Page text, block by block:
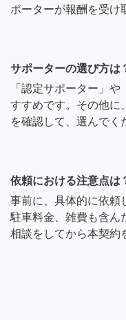
ポーターが報酬を受け
サポーターの選び方は
「認定サポーター」
すすめです。その他に
を確認して、選んでく
依頼における注意点は
事前に、具体的に依頼
駐車料金、雑費も含ん
相談をしてから本契約